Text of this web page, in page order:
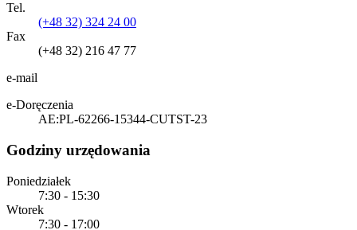
Tel.
(+48 32) 324 24 00
Fax
(+48 32) 216 47 77
e-mail
e-Doręczenia
AE:PL-62266-15344-CUTST-23
Godziny urzędowania
Poniedziałek
7:30 - 15:30
Wtorek
7:30 - 17:00